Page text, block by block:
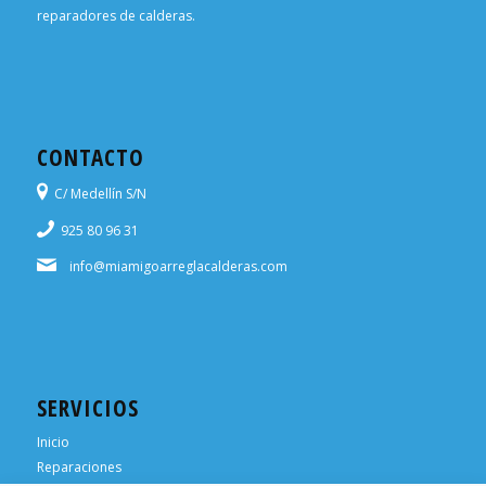
reparadores de calderas.
CONTACTO
C/ Medellín S/N
925 80 96 31
info@miamigoarreglacalderas.com
SERVICIOS
Inicio
Reparaciones